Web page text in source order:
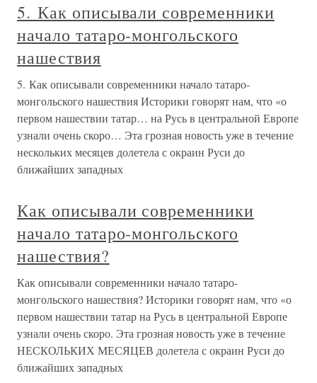
5. Как описывали современники
начало татаро-монгольского
нашествия
5. Как описывали современники начало татаро-
монгольского нашествия Историки говорят нам, что «о
первом нашествии татар… на Русь в центральной Европе
узнали очень скоро… Эта грозная новость уже в течение
нескольких месяцев долетела с окраин Руси до
ближайших западных
Как описывали современники
начало татаро-монгольского
нашествия?
Как описывали современники начало татаро-
монгольского нашествия? Историки говорят нам, что «о
первом нашествии татар на Русь в центральной Европе
узнали очень скоро. Эта грозная новость уже в течение
НЕСКОЛЬКИХ МЕСЯЦЕВ долетела с окраин Руси до
ближайших западных